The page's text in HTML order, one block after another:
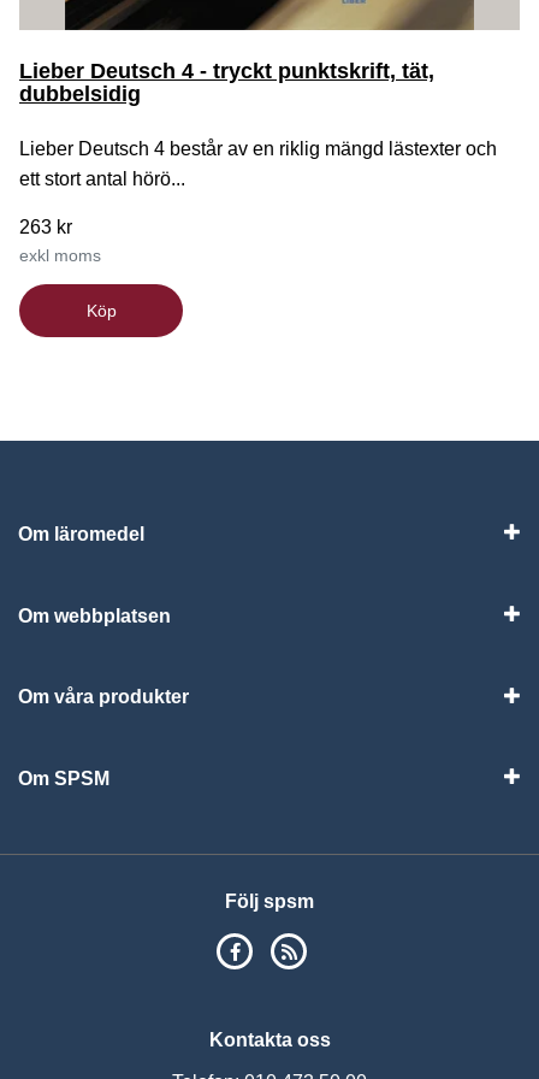
Lieber Deutsch 4 - tryckt punktskrift, tät,
dubbelsidig
Lieber Deutsch 4 består av en riklig mängd lästexter och
ett stort antal hörö...
263 kr
exkl moms
Köp
Om läromedel
Om webbplatsen
Om våra produkter
Om SPSM
Följ spsm
SPSM på Facebook
Kontakta oss